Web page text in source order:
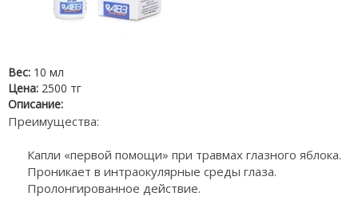
Вес: 10 мл
Цена: 2500 тг
Описание:
Преимущества:
Капли «первой помощи» при травмах глазного яблока.
Проникает в интраокулярные среды глаза.
Пролонгированное действие.